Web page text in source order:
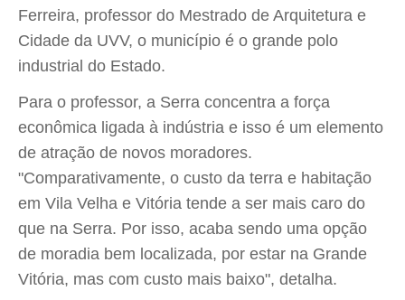
Ferreira, professor do Mestrado de Arquitetura e
Cidade da UVV, o município é o grande polo
industrial do Estado.
Para o professor, a Serra concentra a força
econômica ligada à indústria e isso é um elemento
de atração de novos moradores.
"Comparativamente, o custo da terra e habitação
em Vila Velha e Vitória tende a ser mais caro do
que na Serra. Por isso, acaba sendo uma opção
de moradia bem localizada, por estar na Grande
Vitória, mas com custo mais baixo", detalha.